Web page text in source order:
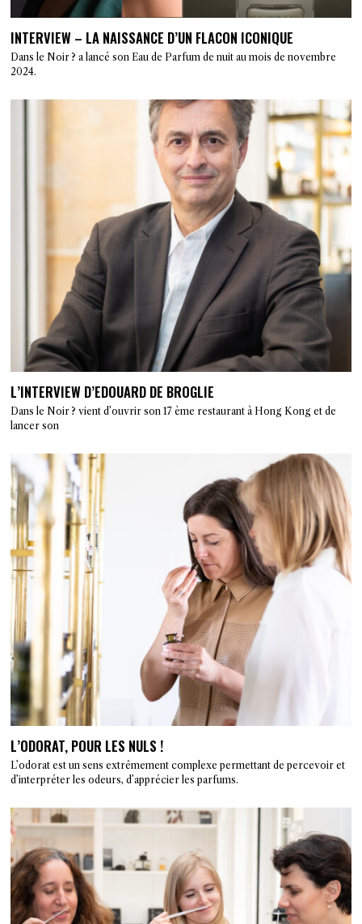
INTERVIEW – LA NAISSANCE D’UN FLACON ICONIQUE
Dans le Noir ? a lancé son Eau de Parfum de nuit au mois de novembre
2024.
L’INTERVIEW D’EDOUARD DE BROGLIE
Dans le Noir ? vient d’ouvrir son 17 ème restaurant à Hong Kong et de
lancer son
L’ODORAT, POUR LES NULS !
L’odorat est un sens extrêmement complexe permettant de percevoir et
d’interpréter les odeurs, d’apprécier les parfums.